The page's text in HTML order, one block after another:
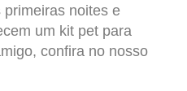
noites e
um kit pet para
confira no nosso